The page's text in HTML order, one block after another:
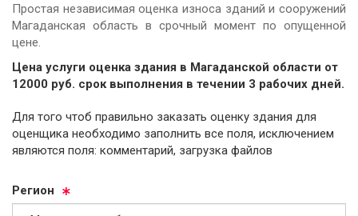
Простая независимая оценка износа зданий и сооружений
Магаданская область в срочный момент по опущенной
цене.
Цена услуги оценка здания в Магаданской области от
12000 руб. cрок выполнения в течении 3 рабочих дней.
Для того чтоб правильно заказать оценку здания для
оценщика необходимо заполнить все поля, исключением
являются поля: комментарий, загрузка файлов
Ре­ги­он